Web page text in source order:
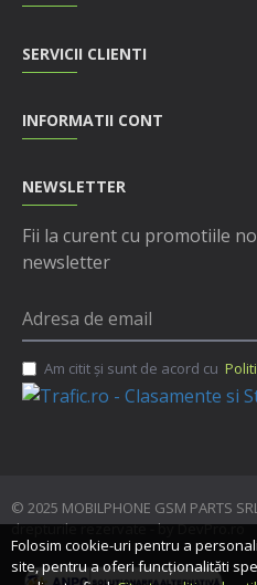
SERVICII CLIENTI
INFORMATII CONT
NEWSLETTER
Fii la curent cu promotiile
newsletter
Am citit şi sunt de acord cu
© 2025 MOBILPHONE GSM PARTS
drepturile rezervate - by DevPro.ro
Folosim cookie-uri pentru a
site, pentru a oferi funcționalităti